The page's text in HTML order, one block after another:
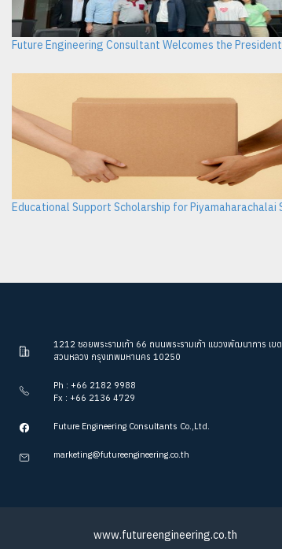
1212 ซอยพระรามเก้า 66 ถนนพระรามเก้า แขวงพัฒนาการ เขต
สวนหลวง กรุงเทพมหานคร 10250
Ph : +66 2182 9988
Fx : +66 2136 4729
Future Engineering Consultants Co.,Ltd.
marketing@futureengineering.co.th
www.futureengineering.co.th